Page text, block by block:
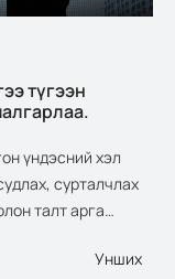
түгээн
үндэсний хэл
сурталчлах
талт арга
Унших